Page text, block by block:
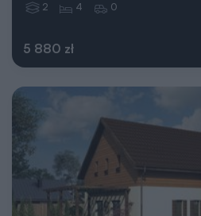
5 880 zł
2 4 0